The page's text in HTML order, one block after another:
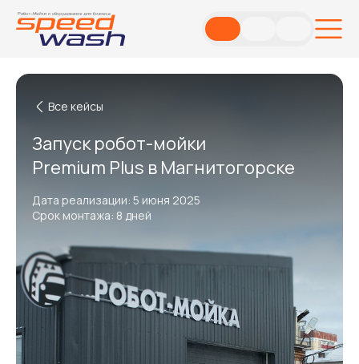
Запуск робот-мойки
Premium Plus в Магнитогорске
Дата реализации: 5 июня 2025
Срок монтажа: 8 дней
Все кейсы